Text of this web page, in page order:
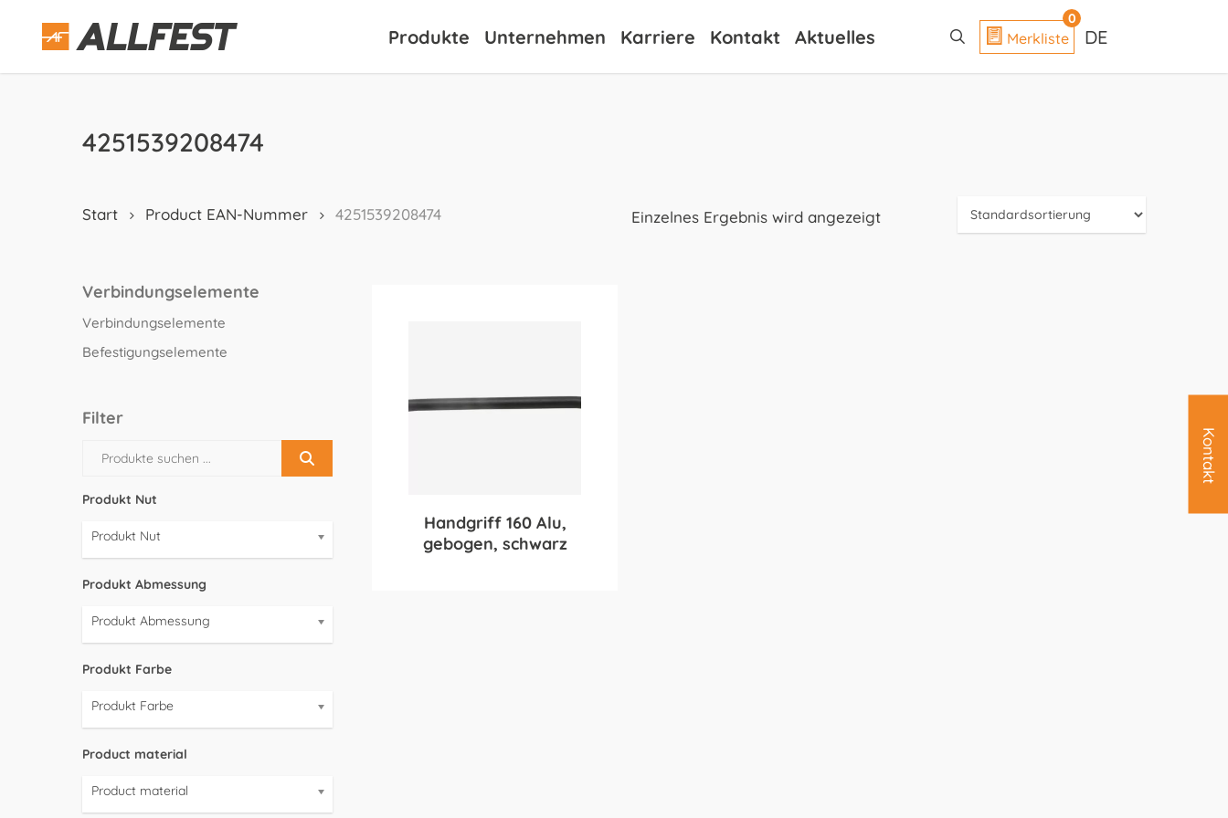
content
Produkte Unternehmen Karriere Kontakt Aktuelles
0
Merkliste DE
4251539208474
Einzelnes Ergebnis wird angezeigt
Start Product EAN-Nummer 4251539208474
Verbindungselemente
Verbindungselemente
Befestigungselemente
Filter
Produkt Nut
Produkt Nut
Produkt Abmessung
Produkt Abmessung
Produkt Farbe
Produkt Farbe
Product material
Product material
Handgriff 160 Alu,
gebogen, schwarz
Kontakt